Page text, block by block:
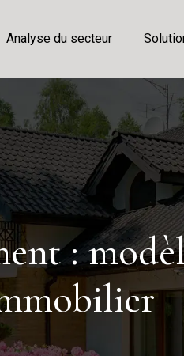
Analyse du secteur
: